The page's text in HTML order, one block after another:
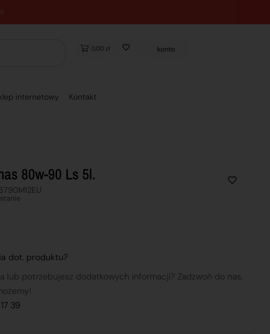
0,00 zł konto
internetowy Kontakt
80w-90 Ls 5l.
dot. produktu?
lub potrzebujesz dodatkowych informacji? Zadzwoń do nas,
39